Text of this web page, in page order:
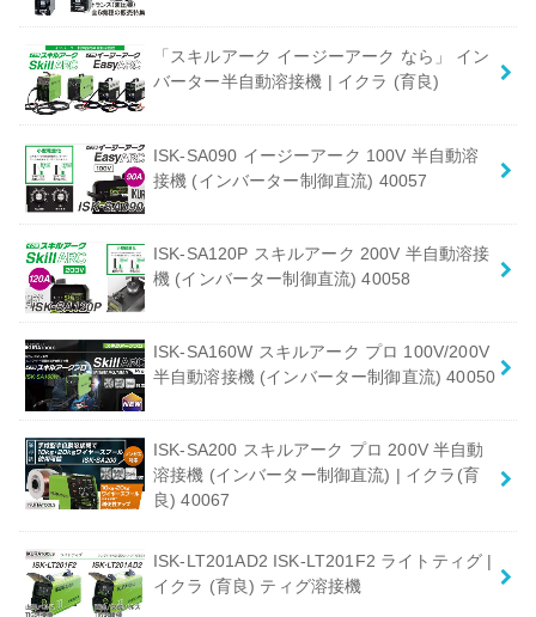
「スキルアーク イージーアーク なら」 イン
バーター半自動溶接機 | イクラ (育良)
ISK-SA090 イージーアーク 100V 半自動溶
接機 (インバーター制御直流) 40057
ISK-SA120P スキルアーク 200V 半自動溶接
機 (インバーター制御直流) 40058
ISK-SA160W スキルアーク プロ 100V/200V
半自動溶接機 (インバーター制御直流) 40050
ISK-SA200 スキルアーク プロ 200V 半自動
溶接機 (インバーター制御直流) | イクラ(育
良) 40067
ISK-LT201AD2 ISK-LT201F2 ライトティグ |
イクラ (育良) ティグ溶接機